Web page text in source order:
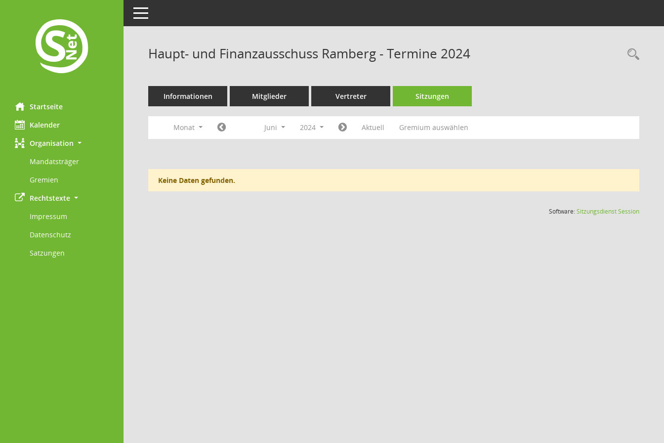
Startseite
Kalender
Organisation
Mandatsträger
Gremien
Rechtstexte
Impressum
Datenschutz
Satzungen
Toggle navigation
Haupt- und Finanzausschuss Ramberg - Termine 2024
Informationen Mitglieder Vertreter Sitzungen
Monat Juni 2024 Aktuell Gremium auswählen
Keine Daten gefunden.
Software:SitzungsdienstSession(Wird in